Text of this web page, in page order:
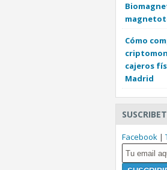
Cómo
cajeros
Madrid
Facebook |